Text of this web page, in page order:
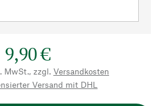
9,90 €
MwSt., zzgl. Versandkosten
Versand mit DHL